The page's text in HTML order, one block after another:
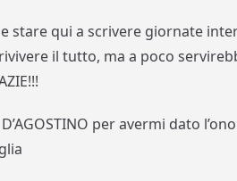
stare qui a scrivere giornate
il tutto, ma a poco
per avermi dato